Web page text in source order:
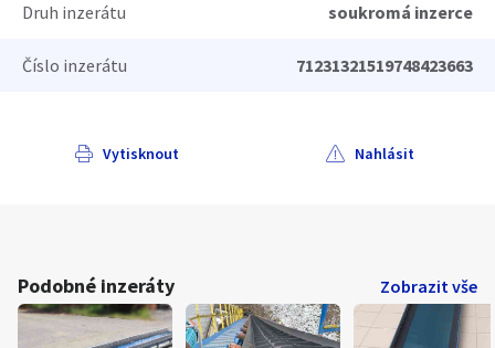
Druh inzerátu soukromá inzerce
Číslo inzerátu 71231321519748423663
Vytisknout Nahlásit
Podobné inzeráty Zobrazit vše